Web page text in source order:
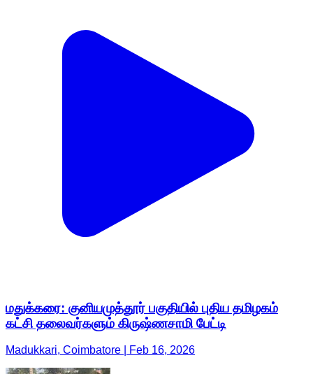
மதுக்கரை: குனியமுத்தூர் பகுதியில் புதிய தமிழகம்
கட்சி தலைவர்களும் கிருஷ்ணசாமி பேட்டி
Madukkari, Coimbatore | Feb 16, 2026